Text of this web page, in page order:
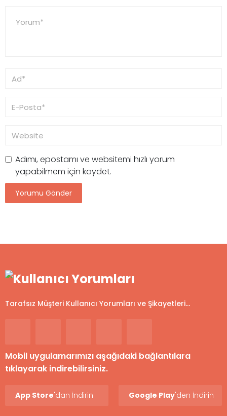
Adımı, epostamı ve websitemi hızlı yorum
yapabilmem için kaydet.
Tarafsız Müşteri Kullanıcı Yorumları ve Şikayetleri...
Mobil uygulamarımızı aşağıdaki bağlantılara
tıklayarak indirebilirsiniz.
App Store'dan İndirin Google Play'den İndirin